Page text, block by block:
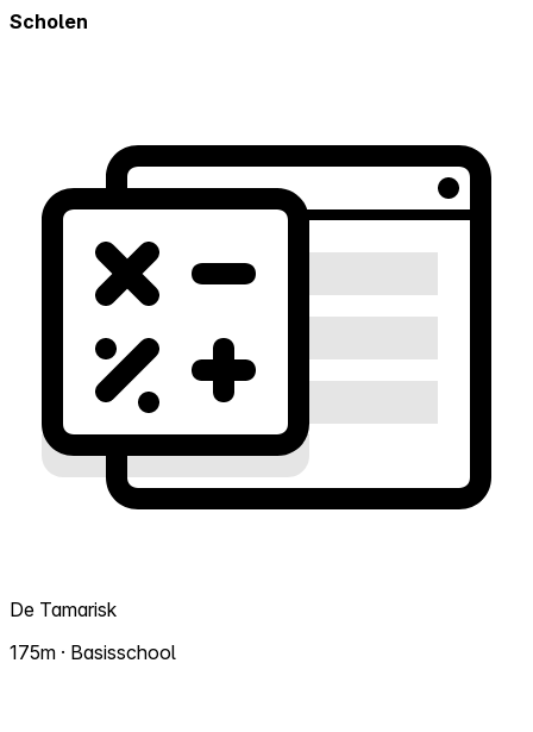
Scholen
De Tamarisk
175m · Basisschool